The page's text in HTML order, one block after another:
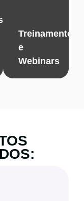
Treinamentos
e
Webinars